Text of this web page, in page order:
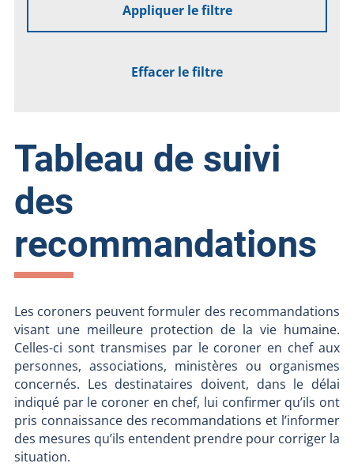
Appliquer le filtre
Effacer le filtre
Tableau de suivi
des
recommandations
Les coroners peuvent formuler des recommandations
visant une meilleure protection de la vie humaine.
Celles-ci sont transmises par le coroner en chef aux
personnes, associations, ministères ou organismes
concernés. Les destinataires doivent, dans le délai
indiqué par le coroner en chef, lui confirmer qu’ils ont
pris connaissance des recommandations et l’informer
des mesures qu’ils entendent prendre pour corriger la
situation.